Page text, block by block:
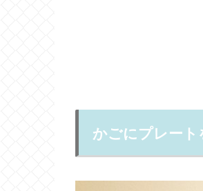
かごにプレート